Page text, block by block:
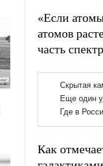
«Если
атомов
часть
Как